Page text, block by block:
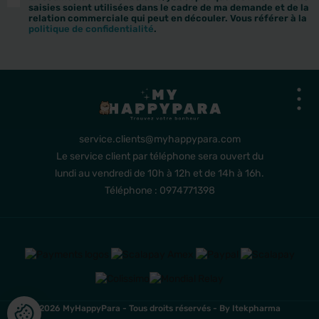
saisies soient utilisées dans le cadre de ma demande et de la
relation commerciale qui peut en découler. Vous référer à la
politique de confidentialité.
service.clients@myhappypara.com
Le service client par téléphone sera ouvert du
lundi au vendredi de 10h à 12h et de 14h à 16h.
Téléphone : 0974771398
2026 MyHappyPara - Tous droits réservés - By Itekpharma